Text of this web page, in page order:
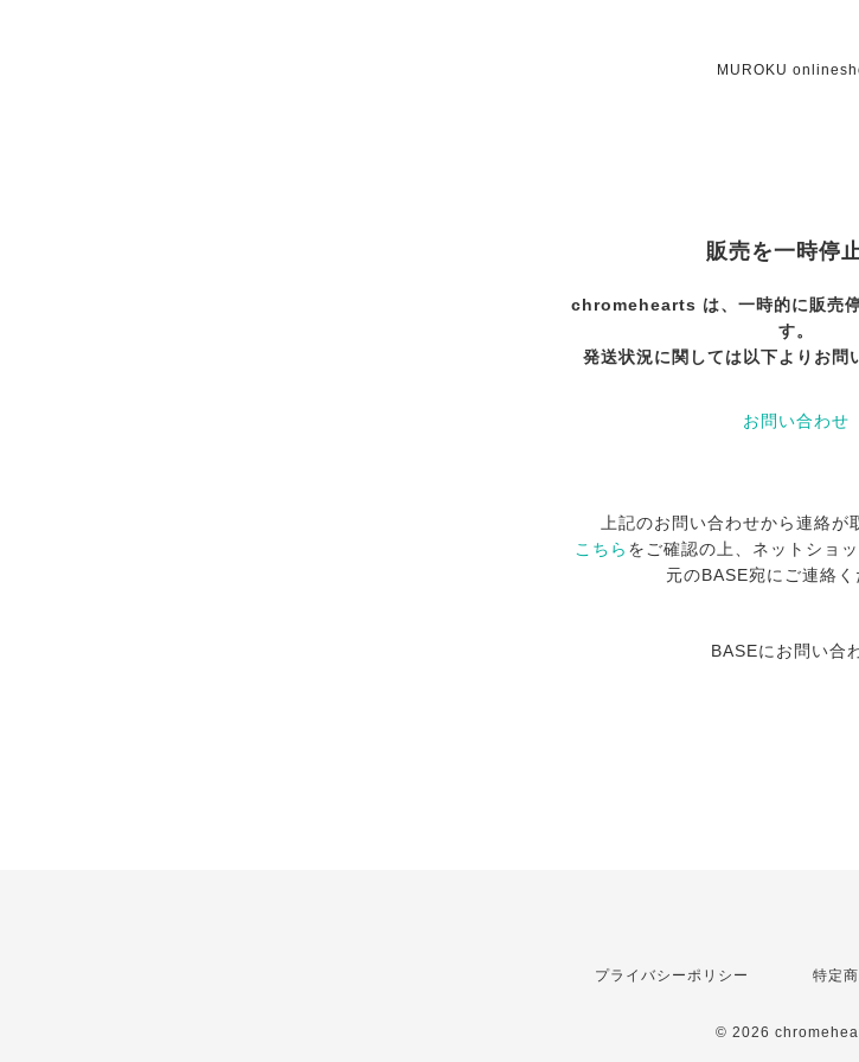
MUROKU
販売を一時停
chromehearts は、一時的に販売
す。
発送状況に関しては以下よりお問
お問い合わせ
上記のお問い合わせから連絡が
こちら をご確認の上、ネットショ
元のBASE宛にご連絡く
BASEにお問い合
プライバシーポリシー 特定
© 2026